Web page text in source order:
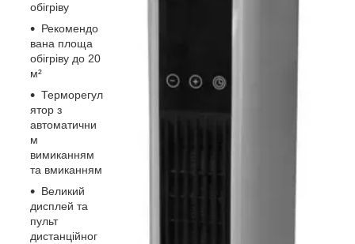
обігріву
Рекомендо
вана площа
обігріву до 20
м²
Терморегул
ятор з
автоматични
м
вимиканням
та вмиканням
Великий
дисплей та
пульт
дистанційног